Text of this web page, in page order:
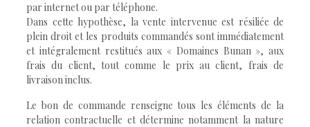
par internet ou par téléphone.
Dans cette hypothèse, la vente intervenue est résiliée de
plein droit et les produits commandés sont immédiatement
et intégralement restitués aux « Domaines Bunan », aux
frais du client, tout comme le prix au client, frais de
livraison inclus.
Le bon de commande renseigne tous les éléments de la
relation contractuelle et détermine notamment la nature